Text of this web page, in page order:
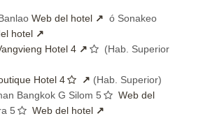
Web del hotel
ó Sonakeo
hotel
Hotel 4
(Hab. Superior
Hotel 4
(Hab. Superior)
Bangkok G Silom 5
Web del
5 Web del hotel